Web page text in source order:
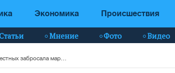
Экономика Происшествия
Мнение Фото Видео